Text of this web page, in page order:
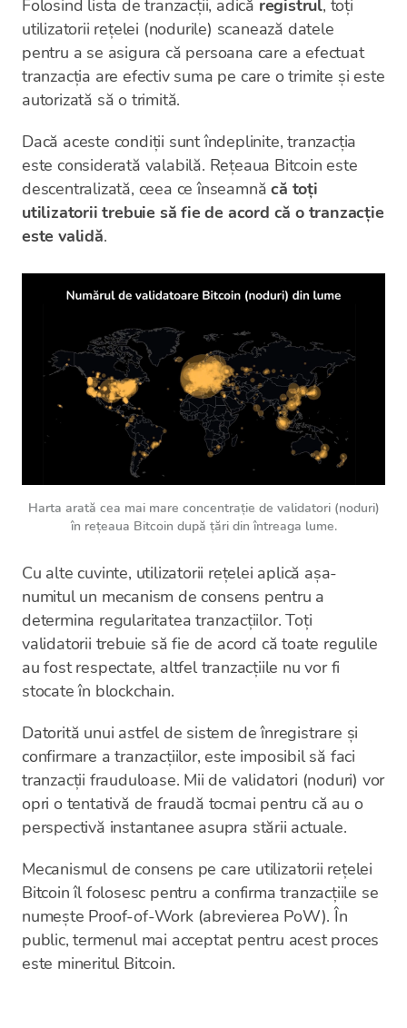
Folosind lista de tranzacții, adică registrul, toți
utilizatorii rețelei (nodurile) scanează datele
pentru a se asigura că persoana care a efectuat
tranzacția are efectiv suma pe care o trimite și este
autorizată să o trimită.
Dacă aceste condiții sunt îndeplinite, tranzacția
este considerată valabilă. Rețeaua Bitcoin este
descentralizată, ceea ce înseamnăcă toți
utilizatorii trebuie să fie de acord că o tranzacție
este validă.
Harta arată cea mai mare concentrație de validatori (noduri)
în rețeaua Bitcoin după țări din întreaga lume.
Cu alte cuvinte, utilizatorii rețelei aplică așa-
numitul un mecanism de consens pentru a
determina regularitatea tranzacțiilor. Toți
validatorii trebuie să fie de acord că toate regulile
au fost respectate, altfel tranzacțiile nu vor fi
stocate în blockchain.
Datorită unui astfel de sistem de înregistrare și
confirmare a tranzacțiilor, este imposibil să faci
tranzacții frauduloase. Mii de validatori (noduri) vor
opri o tentativă de fraudă tocmai pentru că au o
perspectivă instantanee asupra stării actuale.
Mecanismul de consens pe care utilizatorii rețelei
Bitcoin îl folosesc pentru a confirma tranzacțiile se
numește Proof-of-Work (abrevierea PoW). În
public, termenul mai acceptat pentru acest proces
este mineritul Bitcoin.